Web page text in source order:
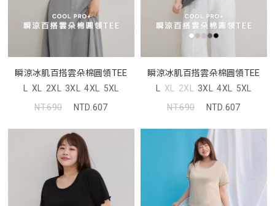
瞬涼冰肌百搭雲朵棉圓領TEE
L XL 2XL 3XL 4XL 5XL
NT.690
NTD.607
瞬涼冰肌百搭雲朵棉圓領TEE
L XL 2XL 3XL 4XL 5XL
NT.690
NTD.607